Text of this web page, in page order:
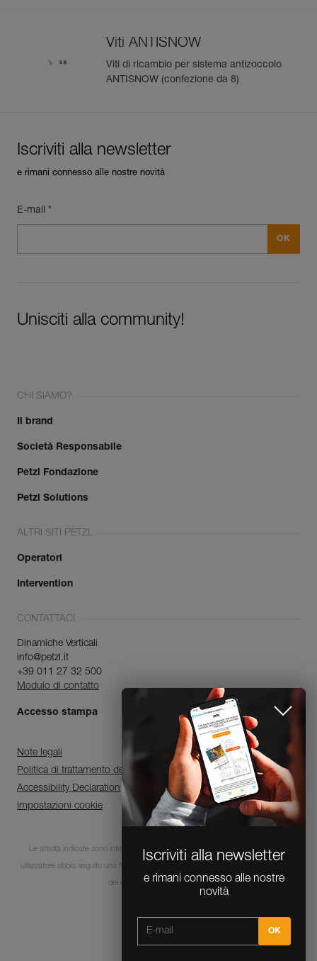
Viti ANTISNOW
Viti di ricambio per sistema antizoccolo
ANTISNOW (confezione da 8)
Iscriviti alla newsletter
e rimani connesso alle nostre
novità
Iscriviti alla newsletter
e rimani connesso alle nostre novità
E-mail *
Unisciti alla community!
CHI SIAMO?
Il brand
Società Responsabile
Petzl Fondazione
Petzl Solutions
ALTRI SITI PETZL
Operatori
Intervention
CONTATTACI
Dinamiche Verticali
info@petzl.it
+39 011 27 32 500
Modulo di contatto
Accesso stampa
Note legali
Politica di trattamento dei dati personali e di gestione dei cookie
Accessibility Declaration
Impostazioni cookie
Le attività indicate sono intrinsecamente pericolose. È indispensabile che ogni
utilizzatore abbia seguito una formazione e disponga delle competenze per l’utilizzo
dei dispositivi in queste attività.
© 1995-2026 Petzl